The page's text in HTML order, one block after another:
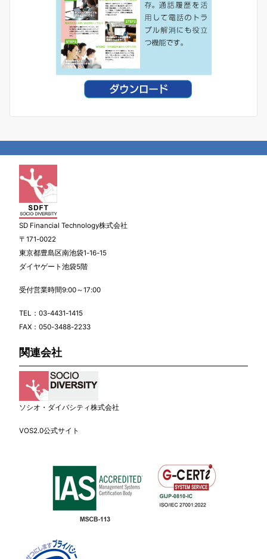
SD Financial Technology株式会社
〒171-0022
東京都豊島区南池袋1-16-15
ダイヤゲート池袋5階
受付営業時間9:00～17:00
TEL： 03-4431-1415
FAX：050-3488-2233
関連会社
ソシオ・ダイバシティ株式会社
VOS2.0公式サイト